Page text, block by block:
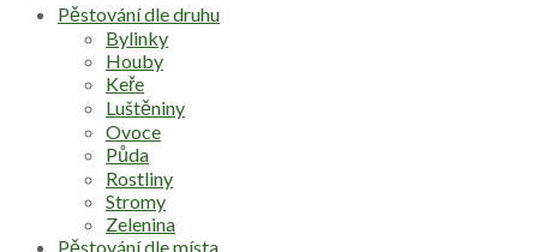
Pěstování dle druhu
Bylinky
Houby
Keře
Luštěniny
Ovoce
Půda
Rostliny
Stromy
Zelenina
Pěstování dle místa